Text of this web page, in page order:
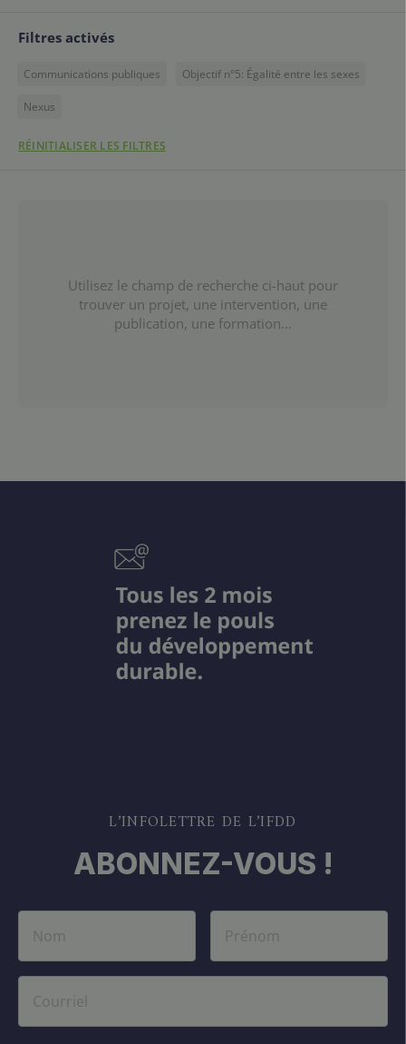
Filtres activés
Communications publiques Objectif n°5: Égalité entre les sexes
Nexus
RÉINITIALISER LES FILTRES
Utilisez le champ de recherche ci-haut pour
trouver un projet, une intervention, une
publication, une formation...
L’INFOLETTRE DE L’IFDD
ABONNEZ-VOUS !